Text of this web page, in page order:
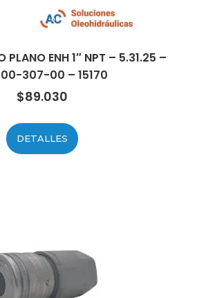
PLANO ENH 1″ NPT – 5.31.25 –
307-00 – 15170
$89.030
DETALLES